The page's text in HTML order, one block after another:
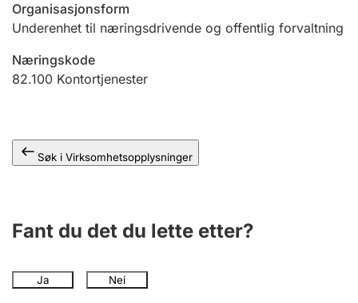
Organisasjonsform
Underenhet til næringsdrivende og offentlig forvaltning
Næringskode
82.100 Kontortjenester
Søk i Virksomhetsopplysninger
Fant du det du lette etter?
Ja Nei